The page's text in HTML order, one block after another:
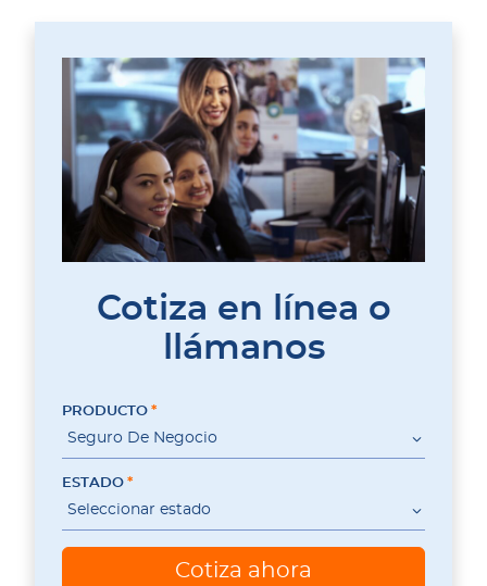
Cotiza en línea o
llámanos
PRODUCTO
Seguro De Negocio
ESTADO
Seleccionar estado
Cotiza ahora